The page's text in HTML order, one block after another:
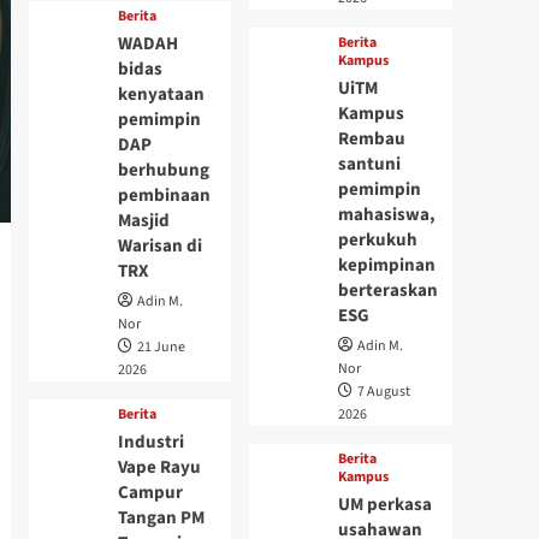
Berita
WADAH
bidas
kenyataan
pemimpin
DAP
berhubung
pembinaan
Masjid
Warisan di
TRX
Adin M.
Nor
21 June
2026
Berita
Industri
Vape Rayu
Campur
Tangan PM
Berita
Kampus
UiTM
Kampus
Rembau
santuni
pemimpin
mahasiswa,
perkukuh
kepimpinan
berteraskan
ESG
Adin M.
Nor
7 August
2026
Berita
Kampus
UM perkasa
usahawan